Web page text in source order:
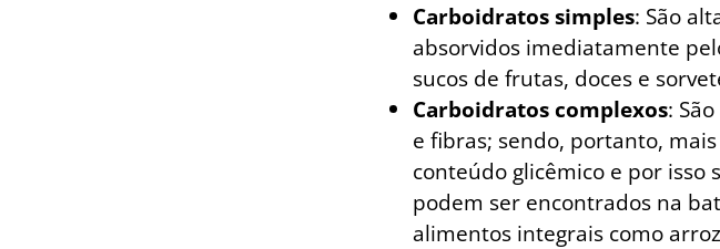
Carboidratos simples: São
absorvidos imediatamente
sucos de frutas, doces e
Carboidratos complexos:
e fibras; sendo, portanto,
conteúdo glicêmico e por isso
podem ser encontrados na
alimentos integrais como